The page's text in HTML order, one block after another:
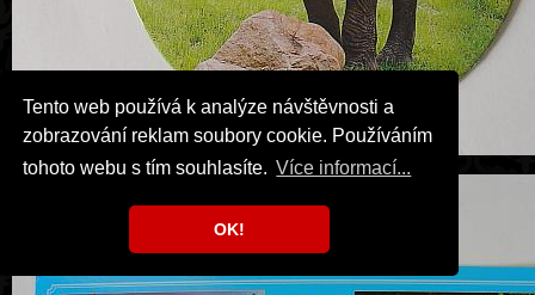
Tento web používá k analýze návštěvnosti a
zobrazování reklam soubory cookie. Používáním
tohoto webu s tím souhlasíte. Více informací...
OK!